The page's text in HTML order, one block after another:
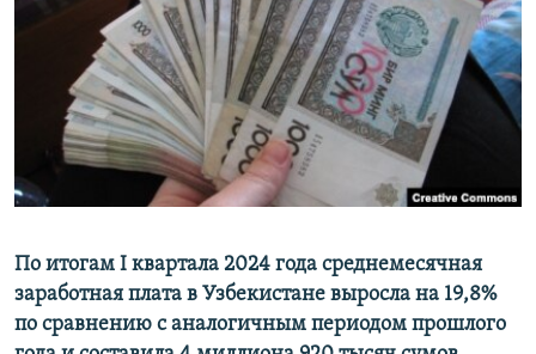
По итогам I квартала 2024 года среднемесячная
заработная плата в Узбекистане выросла на 19,8%
по сравнению с аналогичным периодом прошлого